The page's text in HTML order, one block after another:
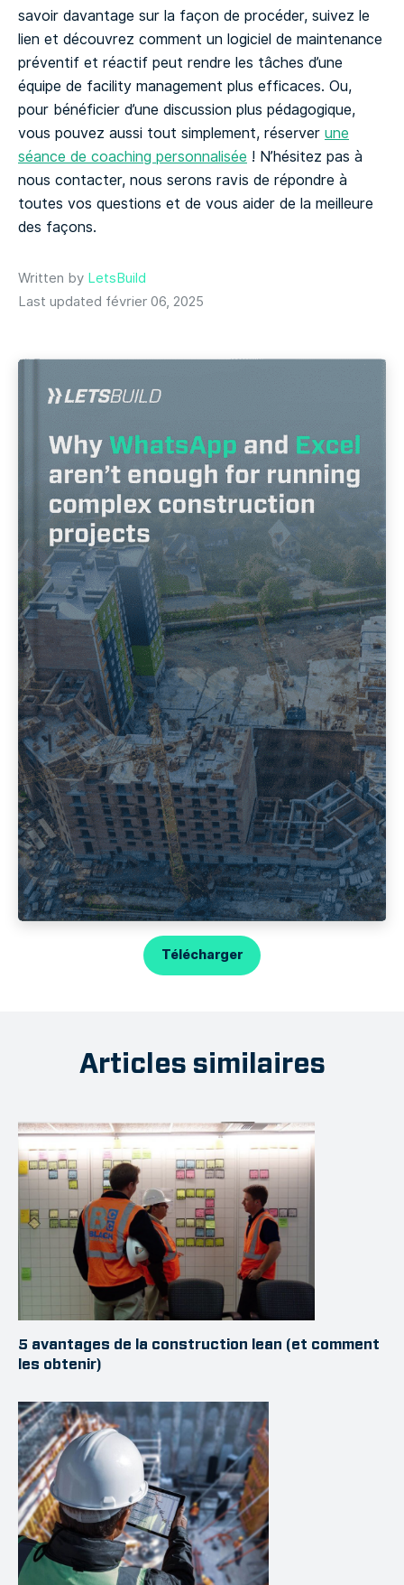
savoir davantage sur la façon de procéder, suivez le
lien et découvrez comment un logiciel de maintenance
préventif et réactif peut rendre les tâches d’une
équipe de facility management plus efficaces. Ou,
pour bénéficier d’une discussion plus pédagogique,
vous pouvez aussi tout simplement, réserver une
séance de coaching personnalisée ! N’hésitez pas à
nous contacter, nous serons ravis de répondre à
toutes vos questions et de vous aider de la meilleure
des façons.
Written by LetsBuild
Last updated février 06, 2025
Télécharger
Articles similaires
5 avantages de la construction lean (et comment
les obtenir)